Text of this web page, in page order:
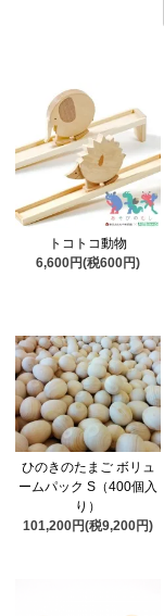
トコトコ動物
6,600円(税600円)
ひのきのたまご ボリュ
ームパック S（400個入
り）
101,200円(税9,200円)